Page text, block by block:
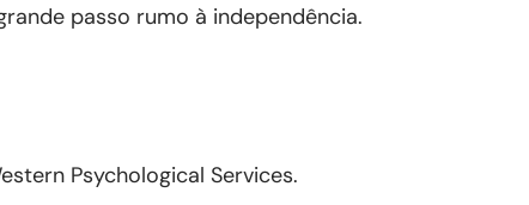
passo rumo à independência.
Psychological Services.